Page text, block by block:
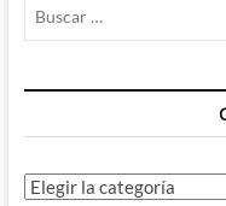
Categorías